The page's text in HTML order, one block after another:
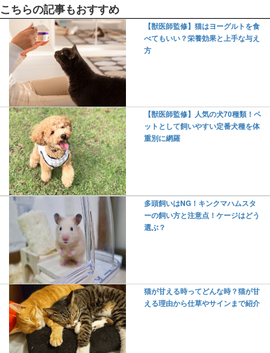
こちらの記事もおすすめ
【獣医師監修】猫はヨーグルトを食
べてもいい？栄養効果と上手な与え
方
【獣医師監修】人気の犬70種類！ペ
ットとして飼いやすい定番犬種を体
重別に網羅
多頭飼いはNG！キンクマハムスタ
ーの飼い方と注意点！ケージはどう
選ぶ？
猫が甘える時ってどんな時？猫が甘
える理由から仕草やサインまで紹介